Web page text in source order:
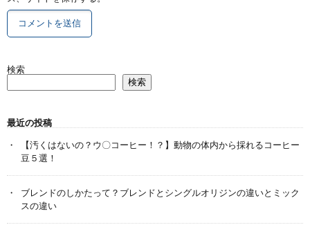
検索
検索
最近の投稿
【汚くはないの？ウ〇コーヒー！？】動物の体内から採れるコーヒー
豆５選！
ブレンドのしかたって？ブレンドとシングルオリジンの違いとミック
スの違い